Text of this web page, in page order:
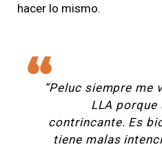
hacer lo mismo.
“Peluc siempre me
LLA porque
contrincante. Es
tiene malas